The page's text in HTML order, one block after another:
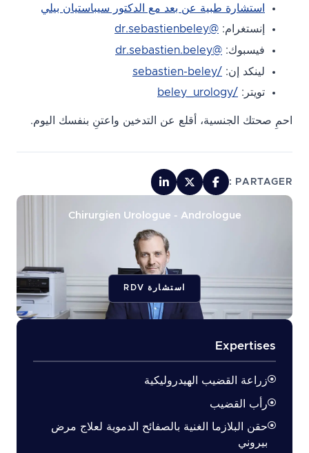
استشارة طبية عن بعد مع الدكتور سيباستيان بيلي
إنستغرام: @dr.sebastienbeley
فيسبوك: @dr.sebastien.beley
لينكد إن: /sebastien-beley
تويتر: /beley_urology
احمِ صحتك الجنسية، أقلع عن التدخين واعتنِ بنفسك اليوم.
PARTAGER :
Chirurgien Urologue - Andrologue
استشارة RDV
Expertises
زراعة القضيب الهيدروليكية
رأب القضيب
حقن البلازما الغنية بالصفائح الدموية لعلاج مرض
بيروني